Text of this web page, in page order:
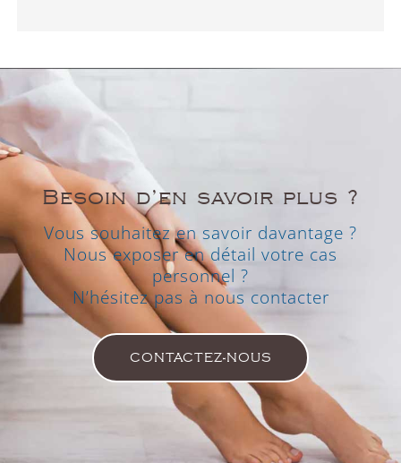
Besoin d’en savoir plus ?
Vous souhaitez en savoir davantage ?
Nous exposer en détail votre cas
personnel ?
N’hésitez pas à nous contacter
CONTACTEZ-NOUS